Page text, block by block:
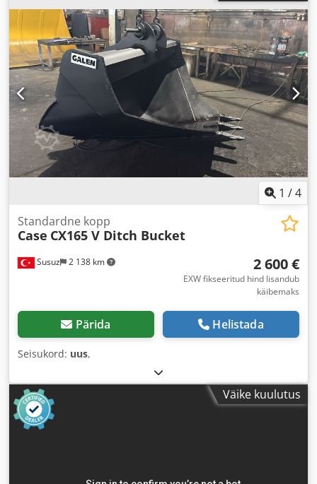
1 /4
Susuz 2 138 km
Standardne kopp
Case CX165 V Ditch Bucket
2 600 €
EXW fikseeritud hind lisandub
käibemaks
Pärida Helistada
Seisukord: uus,
Väike kuulutus